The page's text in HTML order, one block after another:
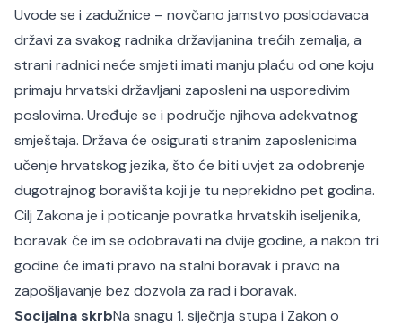
Uvode se i zadužnice – novčano jamstvo poslodavaca
državi za svakog radnika državljanina trećih zemalja, a
strani radnici neće smjeti imati manju plaću od one koju
primaju hrvatski državljani zaposleni na usporedivim
poslovima. Uređuje se i područje njihova adekvatnog
smještaja. Država će osigurati stranim zaposlenicima
učenje hrvatskog jezika, što će biti uvjet za odobrenje
dugotrajnog boravišta koji je tu neprekidno pet godina.
Cilj Zakona je i poticanje povratka hrvatskih iseljenika,
boravak će im se odobravati na dvije godine, a nakon tri
godine će imati pravo na stalni boravak i pravo na
zapošljavanje bez dozvola za rad i boravak.
Socijalna skrbNa snagu 1. siječnja stupa i Zakon o